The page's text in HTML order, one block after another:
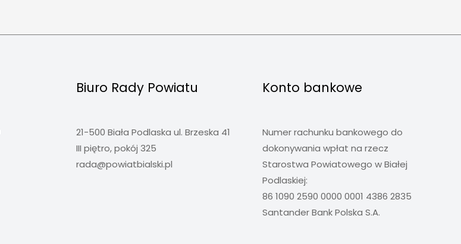
Biuro Rady Powiatu
21-500 Biała Podlaska ul. Brzeska 41
III piętro, pokój 325
rada@powiatbialski.pl
Konto bankowe
Numer rachunku bankowego do
dokonywania wpłat na rzecz
Starostwa Powiatowego w Białej
Podlaskiej:
86 1090 2590 0000 0001 4386 2835
Santander Bank Polska S.A.